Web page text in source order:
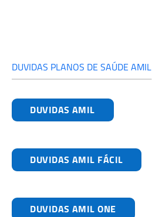
DUVIDAS PLANOS DE SAÚDE AMIL
DUVIDAS AMIL
DUVIDAS AMIL FÁCIL
DUVIDAS AMIL ONE